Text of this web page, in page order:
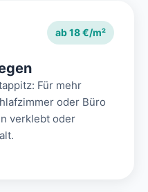
ab 18 €/m²
Für mehr
oder Büro
verklebt oder